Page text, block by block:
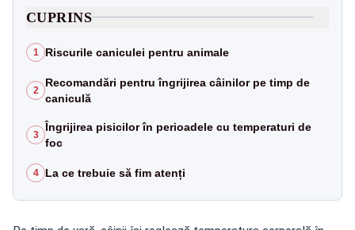
CUPRINS
1 Riscurile caniculei pentru animale
2
Recomandări pentru îngrijirea câinilor pe timp de
caniculă
3
Îngrijirea pisicilor în perioadele cu temperaturi de
foc
4 La ce trebuie să fim atenți